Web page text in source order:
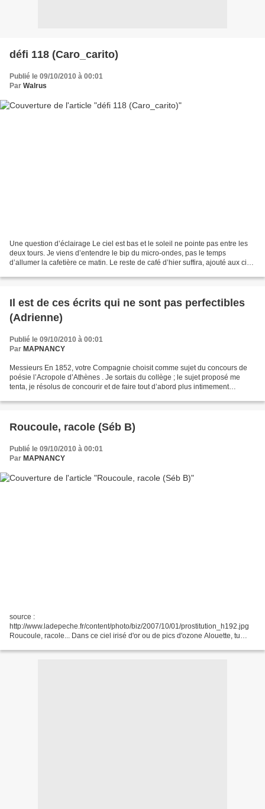
défi 118 (Caro_carito)
Publié le 09/10/2010 à 00:01
Par Walrus
Une question d’éclairage Le ciel est bas et le soleil ne pointe pas entre les
deux tours. Je viens d’entendre le bip du micro-ondes, pas le temps
d’allumer la cafetière ce matin. Le reste de café d’hier suffira, ajouté aux cinq
Il est de ces écrits qui ne sont pas perfectibles
(Adrienne)
Publié le 09/10/2010 à 00:01
Par MAPNANCY
Messieurs En 1852, votre Compagnie choisit comme sujet du concours de
poésie l’Acropole d’Athènes . Je sortais du collège ; le sujet proposé me
tenta, je résolus de concourir et de faire tout d’abord plus intimement
Roucoule, racole (Séb B)
Publié le 09/10/2010 à 00:01
Par MAPNANCY
source :
http://www.ladepeche.fr/content/photo/biz/2007/10/01/prostitution_h192.jpg
Roucoule, racole... Dans ce ciel irisé d'or ou de pics d'ozone Alouette, tu
trahie par la Ville...